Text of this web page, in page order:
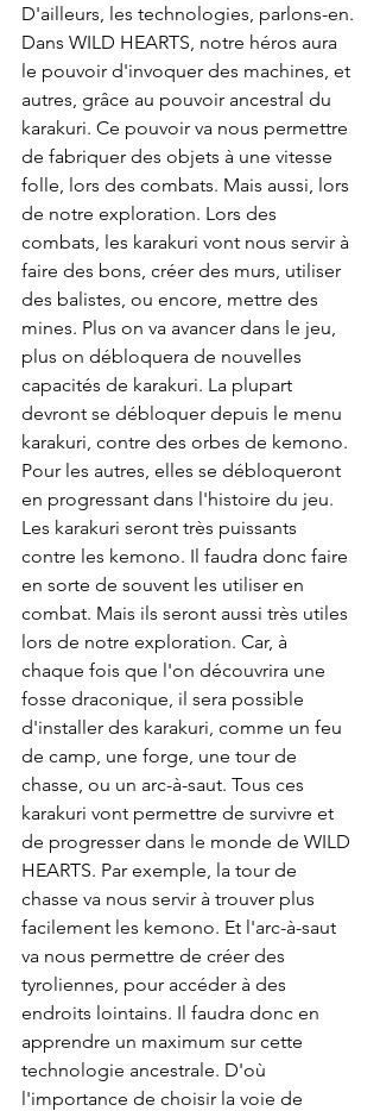
D'ailleurs, les technologies, parlons-en.
Dans WILD HEARTS, notre héros aura
le pouvoir d'invoquer des machines, et
autres, grâce au pouvoir ancestral du
karakuri. Ce pouvoir va nous permettre
de fabriquer des objets à une vitesse
folle, lors des combats. Mais aussi, lors
de notre exploration. Lors des
combats, les karakuri vont nous servir à
faire des bons, créer des murs, utiliser
des balistes, ou encore, mettre des
mines. Plus on va avancer dans le jeu,
plus on débloquera de nouvelles
capacités de karakuri. La plupart
devront se débloquer depuis le menu
karakuri, contre des orbes de kemono.
Pour les autres, elles se débloqueront
en progressant dans l'histoire du jeu.
Les karakuri seront très puissants
contre les kemono. Il faudra donc faire
en sorte de souvent les utiliser en
combat. Mais ils seront aussi très utiles
lors de notre exploration. Car, à
chaque fois que l'on découvrira une
fosse draconique, il sera possible
d'installer des karakuri, comme un feu
de camp, une forge, une tour de
chasse, ou un arc-à-saut. Tous ces
karakuri vont permettre de survivre et
de progresser dans le monde de WILD
HEARTS. Par exemple, la tour de
chasse va nous servir à trouver plus
facilement les kemono. Et l'arc-à-saut
va nous permettre de créer des
tyroliennes, pour accéder à des
endroits lointains. Il faudra donc en
apprendre un maximum sur cette
technologie ancestrale. D'où
l'importance de choisir la voie de